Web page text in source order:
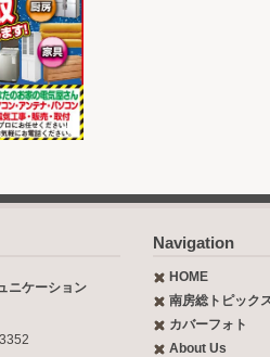
ニケーション
Navigation
HOME
南房総トピック
カバーフォト
About Us